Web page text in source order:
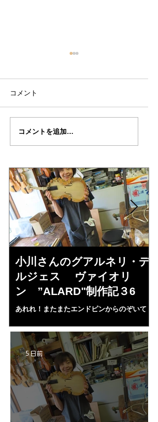
上村さんの”DE・
コメント
コメントを追加…
小川さんのグアルネリ・デ
ルジェス ヴァイオリ
ン ”ALARD"制作記３6
あれれ！またまたエンドピンからのぞいて
部やり直し。エンドピン脇をヤスリ、ノミ、
ペーパー１００゜で徹底して削る。やっと光
が消えた。にかわで再度閉じる。消えた――
の小川さんの笑顔が満開となる・・。いよい
よ来週からニス塗りか？
5 日前